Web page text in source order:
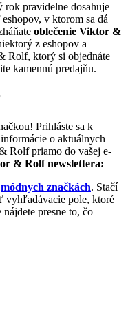
pravidelne dosahuje
v ktorom sa dá
oblečenie Viktor &
z eshopov a
Rolf, ktorý si objednáte
kamennú predajňu.
Prihláste sa k
o aktuálnych
Rolf priamo do vašej e-
& Rolf newslettera:
módnych značkách. Stačí
vyhľadávacie pole, ktoré
presne to, čo